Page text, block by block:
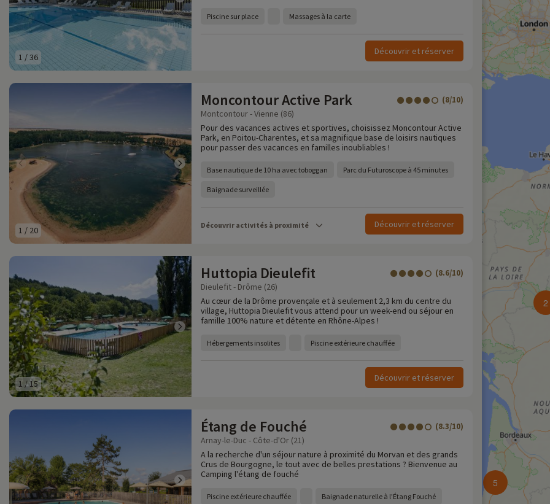
1 /36
Piscine sur place Massages à la carte
Découvrir et réserver
1 / 20
Moncontour Active Park (8/10)
Montcontour - Vienne (86)
Pour des vacances actives et sportives, choisissez Moncontour Active
Park, en Poitou-Charentes, et sa magnifique base de loisirs nautiques
pour passer des vacances en familles inoubliables !
Base nautique de 10 ha avec toboggan Parc du Futuroscope à 45 minutes
Baignade surveillée
Découvrir activités à proximité Découvrir et réserver
1 /15
Huttopia Dieulefit (8.6/10)
Dieulefit - Drôme (26)
Au cœur de la Drôme provençale et à seulement 2,3 km du centre du
village, Huttopia Dieulefit vous attend pour un week-end ou séjour en
famille 100% nature et détente en Rhône-Alpes !
Hébergements insolites Piscine extérieure chauffée
Découvrir et réserver
Étang de Fouché (8.3/10)
Arnay-le-Duc - Côte-d'Or (21)
A la recherche d'un séjour nature à proximité du Morvan et des grands
Crus de Bourgogne, le tout avec de belles prestations ? Bienvenue au
Camping l'étang de fouché
Piscine extérieure chauffée Baignade naturelle à l'Étang Fouché
2
5